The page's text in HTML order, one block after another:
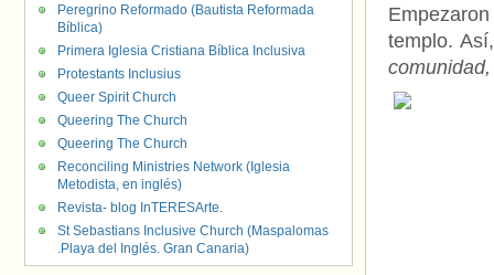
templo.
Peregrino Reformado (Bautista Reformada
Bíblica)
Primera Iglesia Cristiana Bíblica Inclusiva
Protestants Inclusius
Queer Spirit Church
Queering The Church
Queering The Church
Reconciling Ministries Network (Iglesia
Metodista, en inglés)
Revista- blog InTERESArte.
St Sebastians Inclusive Church (Maspalomas
.Playa del Inglés. Gran Canaria)